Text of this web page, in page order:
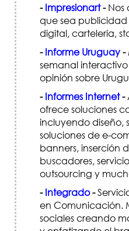
- Impresionart-Nos
que sea publicidad
digital, carteleria,
- Informe Uruguay-
semanal
opinión sobre
- Informes Internet-
ofrece soluciones
incluyendo diseño,
soluciones de e-
banners, inserción
buscadores,
outsourcing y
- Integrado-
en Comunicación.
sociales creando